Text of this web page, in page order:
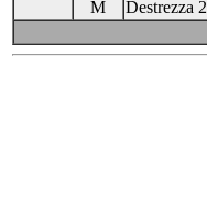
M
Destrezza 2